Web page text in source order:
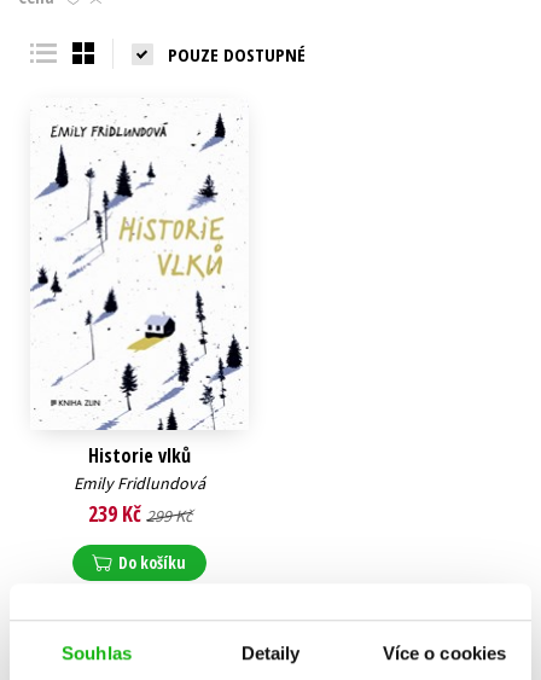
Souhlas Detaily Více o cookies
Young adult (SK)
POUZE DOSTUPNÉ
Historie vlků
Emily Fridlundová
239 Kč 299 Kč
Do košíku